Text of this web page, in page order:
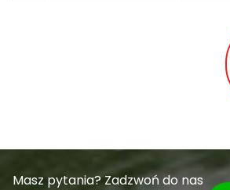
Masz pytania? Zadzwoń do nas